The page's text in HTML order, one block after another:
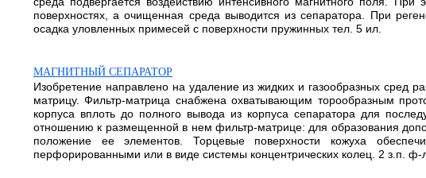
поверхностях, а очищенная среда выводится из сепаратора. При
осадка уловленных примесей с поверхности пружинных тел. 5 ил.
МАГНИТНЫЙ СЕПАРАТОР
Изобретение направлено на удаление из жидких и газообразных сред
матрицу. Фильтр-матрица снабжена охватывающим торообразным
корпуса вплоть до полного вывода из корпуса сепаратора для
отношению к размещенной в нем фильтр-матрице: для образования
положение ее элементов. Торцевые поверхности кожуха
перфорированными или в виде системы концентрических колец. 2 з.п. ф-